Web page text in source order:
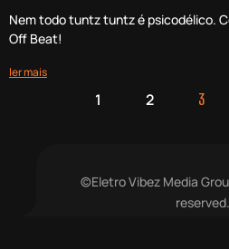
Nem todo tuntz tuntz é psicodélico.
Off Beat!
ler mais
1 2 3
©Eletro Vibez Media
reserved.